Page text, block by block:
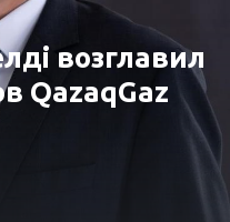
возглавил
QazaqGaz